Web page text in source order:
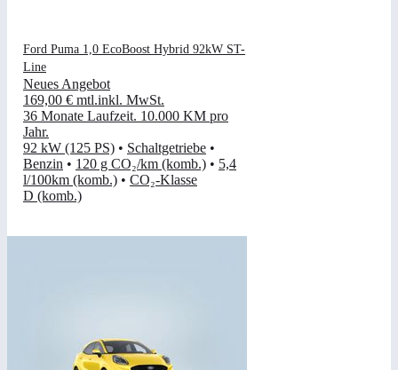
Ford Puma 1,0 EcoBoost Hybrid 92kW ST-
Line
Neues Angebot
169,00 € mtl.inkl. MwSt.
36 Monate Laufzeit. 10.000 KM pro
Jahr.
92 kW (125 PS) • Schaltgetriebe •
Benzin • 120 g CO₂/km (komb.) • 5,4
l/100km (komb.) • CO₂-Klasse
D (komb.)